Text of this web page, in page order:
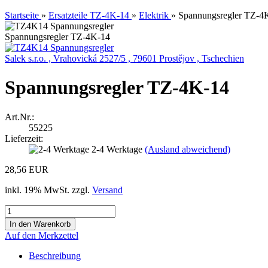
Startseite » Ersatzteile TZ-4K-14 » Elektrik » Spannungsregler TZ-
Spannungsregler TZ-4K-14
Salek s.r.o. , Vrahovická 2527/5 , 79601 Prostějov , Tschechien
Spannungsregler TZ-4K-14
Art.Nr.:
55225
Lieferzeit:
2-4 Werktage (Ausland abweichend)
28,56 EUR
inkl. 19% MwSt. zzgl. Versand
Auf den Merkzettel
Beschreibung